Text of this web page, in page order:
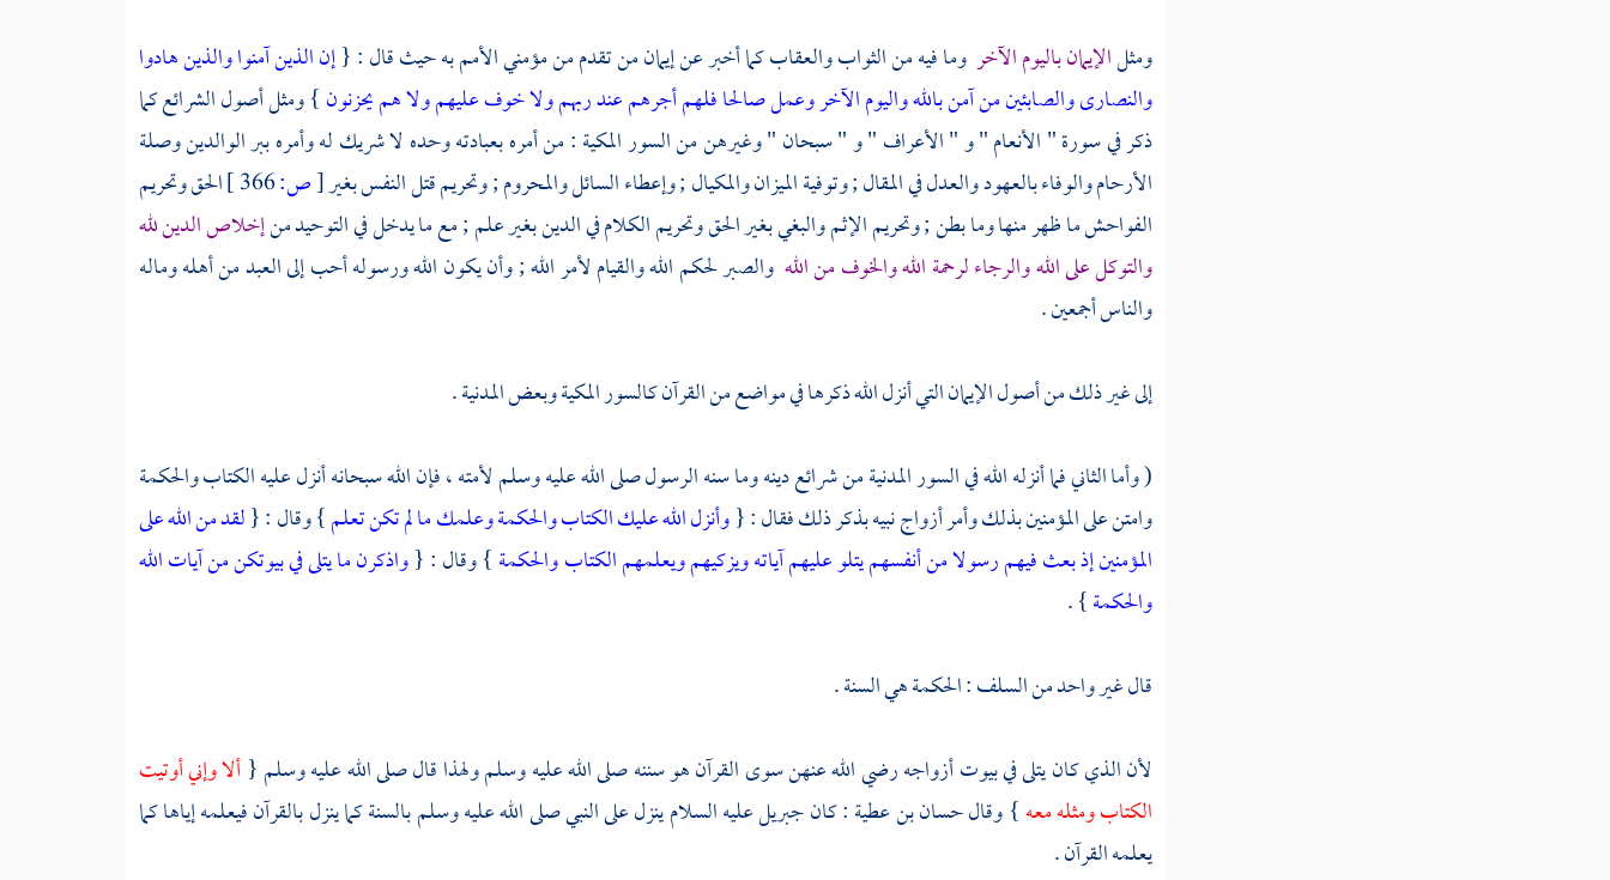
ومثلالإيمان باليوم الآخر وما فيه من الثواب والعقاب كما أخبر عن إيمان من تقدم من مؤمني الأمم به حيث قال : {إن الذين آمنوا والذين هادوا
والنصارى والصابئين من آمن بالله واليوم الآخر وعمل صالحا فلهم أجرهم عند ربهم ولا خوف عليهم ولا هم يحزنون} ومثل أصول الشرائع كما
ذكر في سورة " الأنعام " و " الأعراف " و " سبحان " وغيرهن من السور المكية : من أمره بعبادته وحده لا شريك له وأمره ببر الوالدين وصلة
الأرحام والوفاء بالعهود والعدل في المقال ; وتوفية الميزان والمكيال ; وإعطاء السائل والمحروم ; وتحريم قتل النفس بغير[ص:366 ]
الحق وتحريم
الفواحش ما ظهر منها وما بطن ; وتحريم الإثم والبغي بغير الحق وتحريم الكلام في الدين بغير علم ; مع ما يدخل في التوحيد منإخلاص الدين لله
والتوكل على الله والرجاء لرحمة الله والخوف من الله والصبر لحكم الله والقيام لأمر الله ; وأن يكون الله ورسوله أحب إلى العبد من أهله وماله
والناس أجمعين .
إلى غير ذلك من أصول الإيمان التي أنزل الله ذكرها في مواضع من القرآن كالسور المكية وبعض المدنية .
( وأما الثاني فما أنزله الله في السور المدنية من شرائع دينه وما سنه الرسول صلى الله عليه وسلم لأمته ، فإن الله سبحانه أنزل عليه الكتاب والحكمة
وامتن على المؤمنين بذلك وأمر أزواج نبيه بذكر ذلك فقال : {وأنزل الله عليك الكتاب والحكمة وعلمك ما لم تكن تعلم} وقال : {لقد من الله على
المؤمنين إذ بعث فيهم رسولا من أنفسهم يتلو عليهم آياته ويزكيهم ويعلمهم الكتاب والحكمة} وقال : {واذكرن ما يتلى في بيوتكن من آيات الله
والحكمة} .
قال غير واحد منالسلف: الحكمة هي السنة .
لأن الذي كان يتلى في بيوت أزواجه رضي الله عنهن سوى القرآن هو سننه صلى الله عليه وسلم ولهذا قال صلى الله عليه وسلم {ألا وإني أوتيت
الكتاب ومثله معه} وقالحسان بن عطية: كانجبريلعليه السلام ينزل على النبي صلى الله عليه وسلم بالسنة كما ينزل بالقرآن فيعلمه إياها كما
يعلمه القرآن .